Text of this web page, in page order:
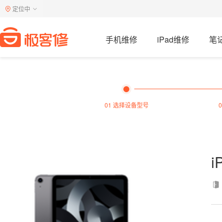
定位中
手机维修 iPad维修 笔
01 选择设备型号